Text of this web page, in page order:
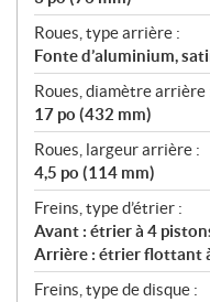
Roues, type arrière :
Fonte d’aluminium,
Roues, diamètre arrière
17 po (432 mm)
Roues, largeur arrière :
4,5 po (114 mm)
Freins, type d’étrier :
Avant : étrier à 4
Arrière : étrier flottant
Freins, type de disque :